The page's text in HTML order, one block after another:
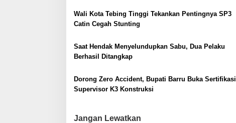
p
s
Wali Kota Tebing Tinggi Tekankan Pentingnya SP3
Catin Cegah Stunting
Saat Hendak Menyelundupkan Sabu, Dua Pelaku
Berhasil Ditangkap
Dorong Zero Accident, Bupati Barru Buka Sertifikasi
Supervisor K3 Konstruksi
Jangan Lewatkan